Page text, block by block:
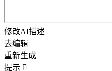
修改AI描述
去编辑
重新生成
提示 